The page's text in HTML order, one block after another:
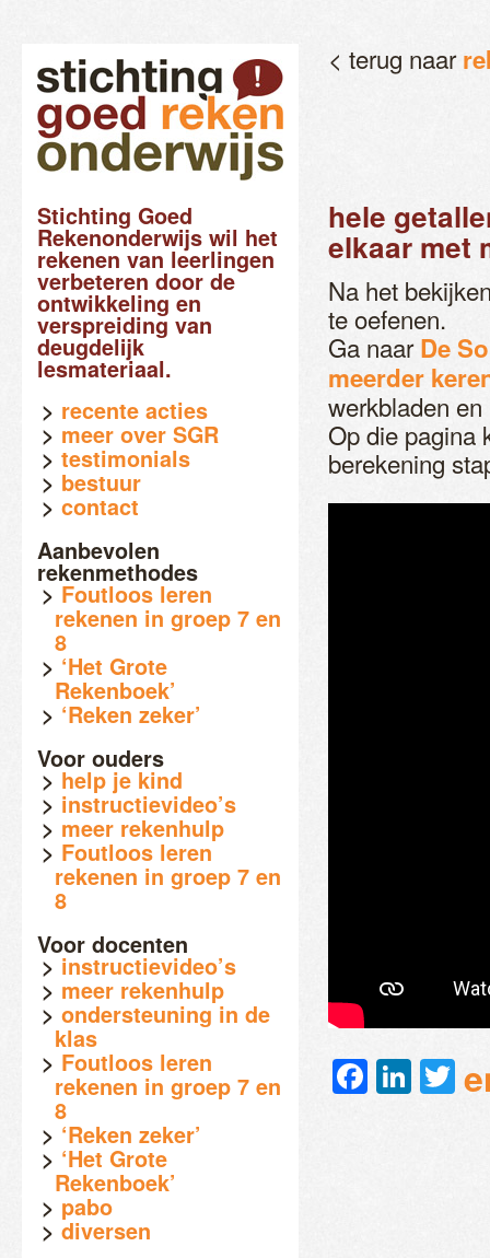
< terug naar
hele
elkaar met
Na het
te oefenen.
Ga naarDe
meerder
werkbladen
Op die pagina
berekening
Stichting Goed
Rekenonderwijs wil het
rekenen van leerlingen
verbeteren door de
ontwikkeling en
verspreiding van
deugdelijk
lesmateriaal.
recente acties
meer over SGR
testimonials
bestuur
contact
Aanbevolen
rekenmethodes
Foutloos leren
rekenen in groep 7 en
8
‘Het Grote
Rekenboek’
‘Reken zeker’
Voor ouders
help je kind
instructievideo’s
meer rekenhulp
Foutloos leren
rekenen in groep 7 en
8
Voor docenten
instructievideo’s
meer rekenhulp
ondersteuning in de
klas
Foutloos leren
rekenen in groep 7 en
8
‘Reken zeker’
‘Het Grote
Rekenboek’
pabo
diversen